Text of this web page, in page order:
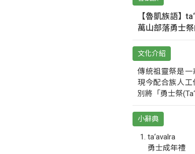
【魯凱族語】
萬山部落勇士
文化介紹
傳統祖靈祭是一
現今配合族人工
別將「勇士祭
小辭典
ta‘avalra
勇士成年禮